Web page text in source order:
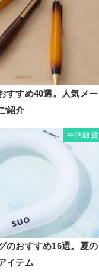
すすめ40選。人気メー
紹介
生活雑貨
のおすすめ16選。夏の
イテム